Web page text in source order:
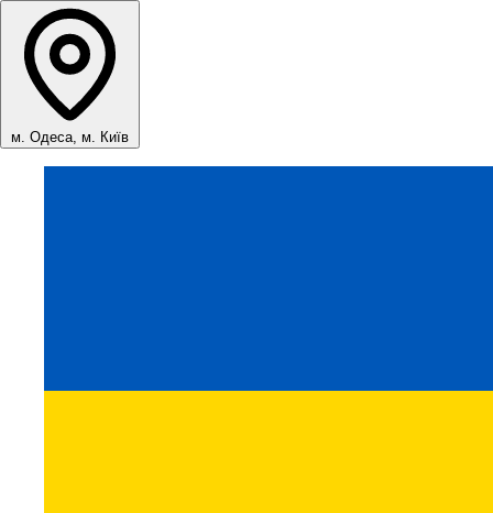
м. Одеса, м. Київ